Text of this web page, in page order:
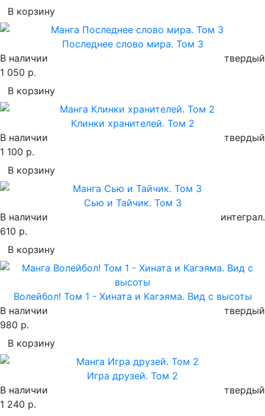
В корзину
Последнее слово мира. Том 3
В наличии
твердый
1 050 р.
В корзину
Клинки хранителей. Том 2
В наличии
твердый
1 100 р.
В корзину
Сью и Тайчик. Том 3
В наличии
интеграл.
610 р.
В корзину
Волейбол! Том 1 - Хината и Кагэяма. Вид с высоты
В наличии
твердый
980 р.
В корзину
Игра друзей. Том 2
В наличии
твердый
1 240 р.